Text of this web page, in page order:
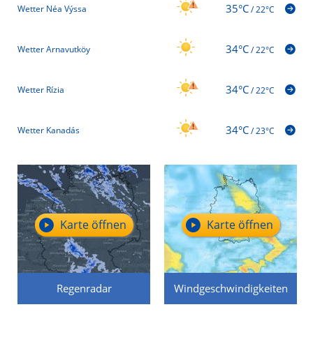
Wetter Néa Výssa 35°C/22°C
Wetter Arnavutköy 34°C/22°C
Wetter Rízia 34°C/22°C
Wetter Kanadás 34°C/23°C
Regenradar
Karte öffnen
Windgeschwindigkeiten
Karte öffnen